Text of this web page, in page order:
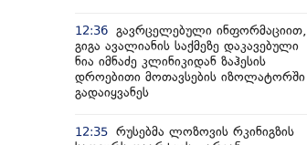
12:36 გავრცელებული ინფორმაციით,
გიგა ავალიანის საქმეზე დაკავებული
ნია იმნაძე კლინიკიდან ზაჰესის
დროებითი მოთავსების იზოლატორში
გადაიყვანეს
12:35 რუსებმა ლოზოვის რკინიგზის